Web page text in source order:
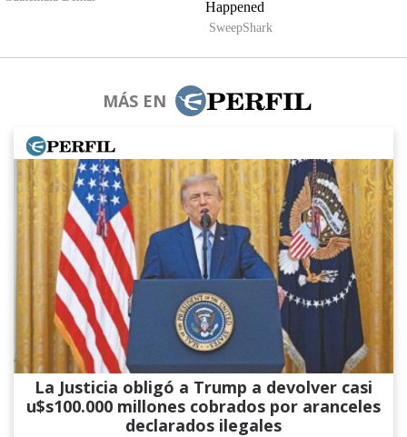
MÁS EN
La Justicia obligó a Trump a devolver casi
u$s100.000 millones cobrados por aranceles
declarados ilegales